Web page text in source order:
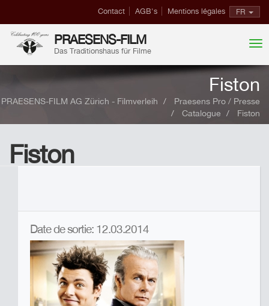
FR
Contact AGB's Mentions légales
PRAESENS-FILM
Das Traditionshaus für Filme
Fiston
PRAESENS-FILM AG Zürich - Filmverleih
Praesens Pro / Presse
Catalogue
Fiston
Fiston
Date de sortie: 12.03.2014